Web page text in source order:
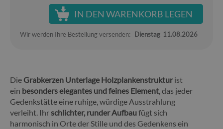
IN DEN WARENKORB LEGEN
Wir werden Ihre Bestellung versenden: Dienstag 11.08.2026
Die Grabkerzen Unterlage Holzplankenstrukturist
ein besonders elegantes und feines Element, das jeder
Gedenkstätte eine ruhige, würdige Ausstrahlung
verleiht. Ihrschlichter, runder Aufbaufügt sich
harmonisch in Orte der Stille und des Gedenkens ein